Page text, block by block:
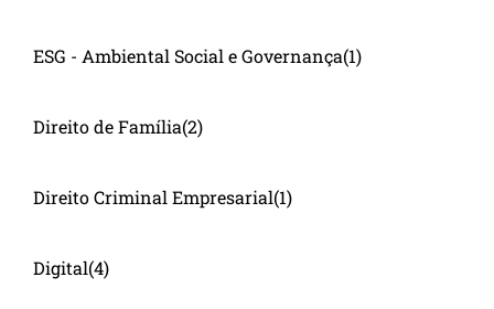
ESG - Ambiental Social e Governança(1)
Direito de Família(2)
Direito Criminal Empresarial(1)
Digital(4)